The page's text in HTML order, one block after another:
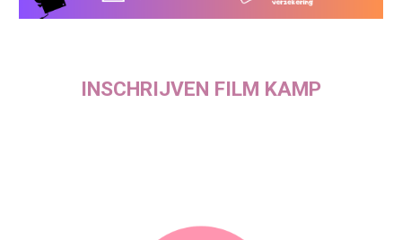
INSCHRIJVEN FILM KAMP